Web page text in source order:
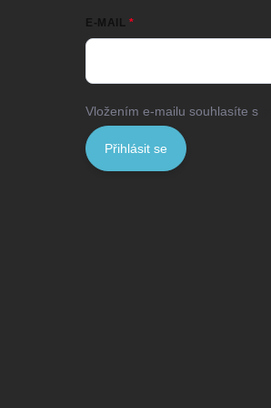
E-MAIL
Vložením e-mailu souhlasíte s
Přihlásit se